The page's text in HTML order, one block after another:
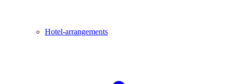
Hotel-arrangements